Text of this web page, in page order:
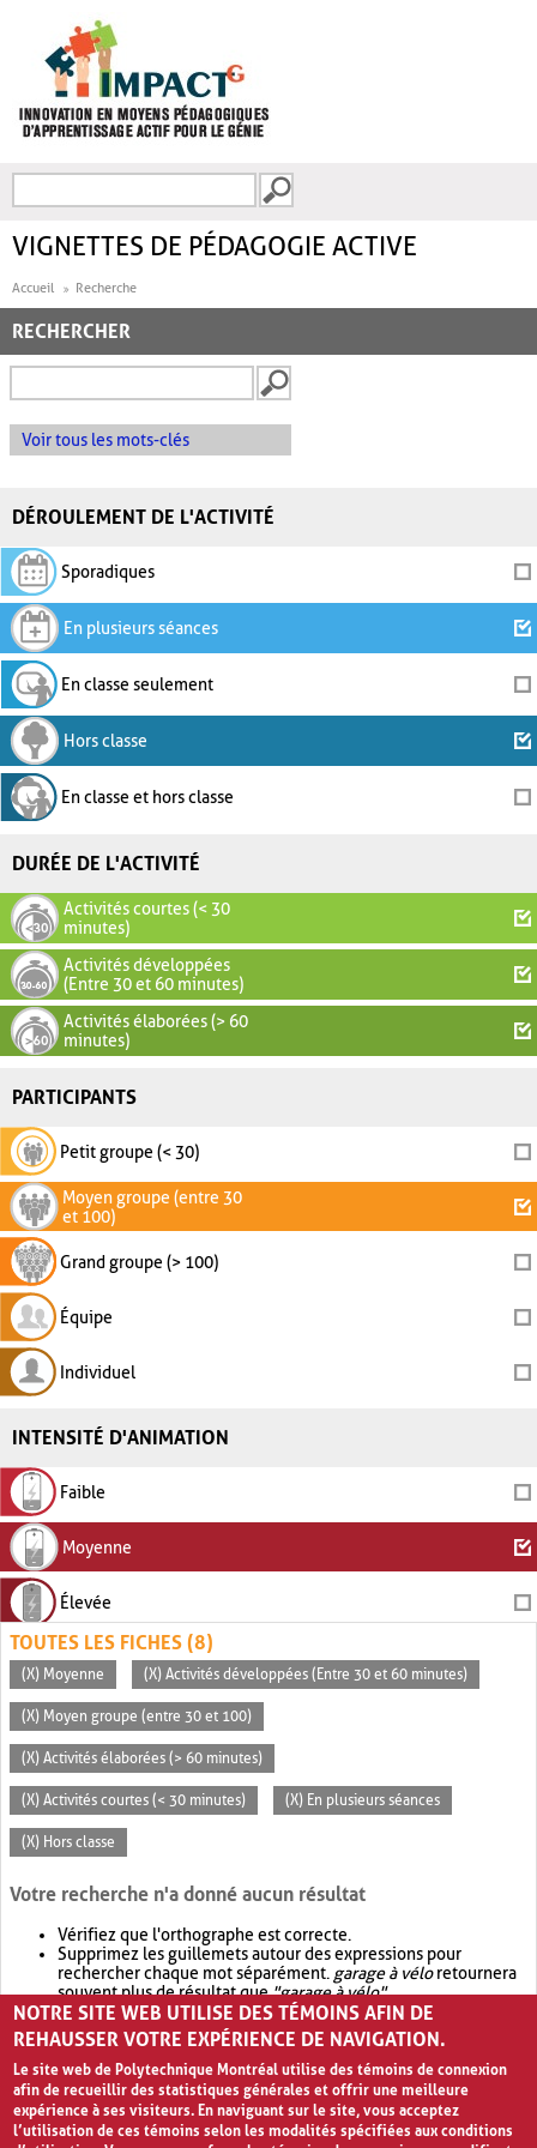
FORMULAIRE DE
VIGNETTES DE PÉDAGOGIE ACTIVE
Accueil Recherche
RECHERCHER
Voir tous les mots-clés
DÉROULEMENT DE L'ACTIVITÉ
Sporadiques
En plusieurs séances
En classe seulement
Hors classe
En classe et hors classe
DURÉE DE L'ACTIVITÉ
Activités courtes (< 30
minutes)
Activités développées
(Entre 30 et 60 minutes)
Activités élaborées (> 60
minutes)
PARTICIPANTS
Petit groupe (< 30)
Moyen groupe (entre 30
et 100)
Grand groupe (> 100)
Équipe
Individuel
INTENSITÉ D'ANIMATION
Faible
Moyenne
Élevée
TOUTES LES FICHES (8)
(X) Moyenne (X) Activités développées (Entre 30 et 60 minutes)
(X) Moyen groupe (entre 30 et 100)
(X) Activités élaborées (> 60 minutes)
(X) Activités courtes (< 30 minutes) (X) En plusieurs séances
(X) Hors classe
Votre recherche n'a donné aucun résultat
Vérifiez que l'orthographe est correcte.
Supprimez les guillemets autour des expressions pour
rechercher chaque mot séparément. garage à véloretournera
souvent plus de résultat que"garage à vélo".
Envisagez d'élargir votre recherche avec OR.garage OR vélo
retournera souvent plus de résultat quegarage à vélo
NOTRE SITE WEB UTILISE DES TÉMOINS AFIN DE
REHAUSSER VOTRE EXPÉRIENCE DE NAVIGATION.
Le site web de Polytechnique Montréal utilise des témoins de connexion
afin de recueillir des statistiques générales et offrir une meilleure
expérience à ses visiteurs. En naviguant sur le site, vous acceptez
l’utilisation de ces témoins selon les modalités spécifiées aux conditions